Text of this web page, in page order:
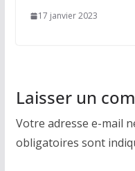
17 janvier 2023
Laisser un
Votre adresse e-mail
obligatoires sont